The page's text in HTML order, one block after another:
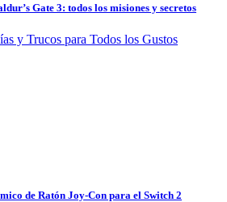
Gate 3: todos los misiones y secretos
y Trucos para Todos los Gustos
de Ratón Joy-Con para el Switch 2